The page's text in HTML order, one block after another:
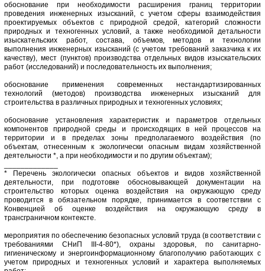
обоснование при необходимости расширения границ территории
проведения инженерных изысканий, с учетом сферы взаимодействия
проектируемых объектов с природной средой, категорий сложности
природных и техногенных условий, а также необходимой детальности
изыскательских работ, состава, объемов, методов и технологии
выполнения инженерных изысканий (с учетом требований заказчика к их
качеству), мест (пунктов) производства отдельных видов изыскательских
работ (исследований) и последовательность их выполнения;
обоснование применения современных нестандартизированных
технологий (методов) производства инженерных изысканий для
строительства в различных природных и техногенных условиях;
обоснование установления характеристик и параметров отдельных
компонентов природной среды и происходящих в ней процессов на
территории и в пределах зоны предполагаемого воздействия (по
объектам, отнесенным к экологически опасным видам хозяйственной
деятельности *, а при необходимости и по другим объектам);
* Перечень экологически опасных объектов и видов хозяйственной
деятельности, при подготовке обосновывающей документации на
строительство которых оценка воздействия на окружающую среду
проводится в обязательном порядке, принимается в соответствии с
Конвенцией об оценке воздействия на окружающую среду в
трансграничном контексте.
мероприятия по обеспечению безопасных условий труда (в соответствии с
требованиями СНиП III-4-80*), охраны здоровья, по санитарно-
гигиеническому и энергоинформационному благополучию работающих с
учетом природных и техногенных условий и характера выполняемых